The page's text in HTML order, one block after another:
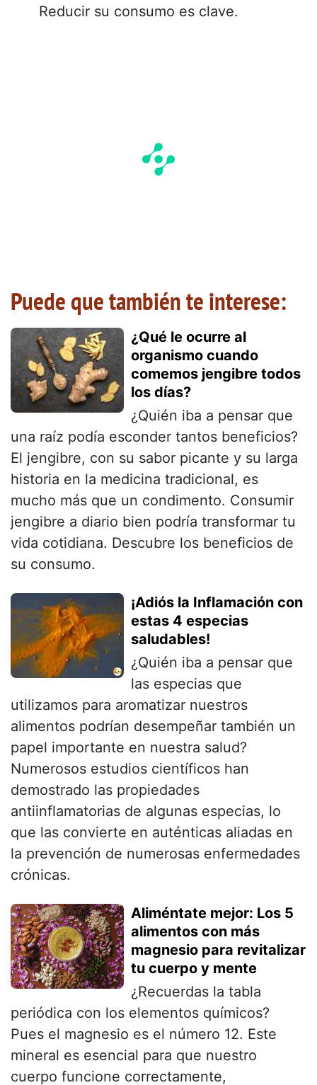
Reducir su consumo es clave.
Puede que también te interese:
¿Qué le ocurre al
organismo cuando
comemos jengibre todos
los días?
¿Quién iba a pensar que
una raíz podía esconder tantos beneficios?
El jengibre, con su sabor picante y su larga
historia en la medicina tradicional, es
mucho más que un condimento. Consumir
jengibre a diario bien podría transformar tu
vida cotidiana. Descubre los beneficios de
su consumo.
¡Adiós la Inflamación con
estas 4 especias
saludables!
¿Quién iba a pensar que
las especias que
utilizamos para aromatizar nuestros
alimentos podrían desempeñar también un
papel importante en nuestra salud?
Numerosos estudios científicos han
demostrado las propiedades
antiinflamatorias de algunas especias, lo
que las convierte en auténticas aliadas en
la prevención de numerosas enfermedades
crónicas.
Aliméntate mejor: Los 5
alimentos con más
magnesio para revitalizar
tu cuerpo y mente
¿Recuerdas la tabla
periódica con los elementos químicos?
Pues el magnesio es el número 12. Este
mineral es esencial para que nuestro
cuerpo funcione correctamente,